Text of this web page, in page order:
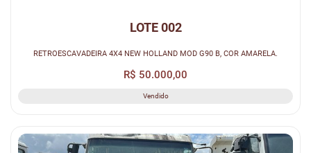
LOTE 002
RETROESCAVADEIRA 4X4 NEW HOLLAND MOD G90 B, COR AMARELA.
R$ 50.000,00
Vendido